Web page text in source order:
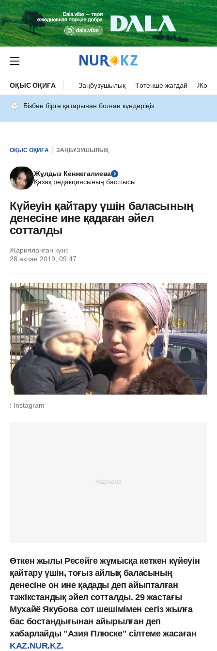
ОҚЫС ОҚИҒА Заңбұзушылық Төтенше жағдай Жол
Бізбен бірге қатарынан болған күндеріңіз
ОҚЫС ОҚИҒА ЗАҢБҰЗУШЫЛЫҚ
Жұлдыз Кенжегалиева
Қазақ редакциясының басшысы
Күйеуін қайтару үшін баласының
денесіне ине қадаған әйел
сотталды
Жарияланған күні:
28 ақпан 2019, 09:47
: Instagram
Өткен жылы Ресейге жұмысқа кеткен күйеуін
қайтару үшін, тоғыз айлық баласының
денесіне он ине қадады деп айыпталған
тәжікстандық әйел сотталды. 29 жастағы
Мухайё Якубова сот шешімімен сегіз жылға
бас бостандығынан айырылған деп
хабарлайды "Азия Плюске" сілтеме жасаған
KAZ.NUR.KZ.